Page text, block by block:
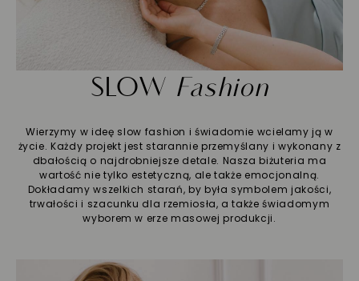
SLOW Fashion
Wierzymy w ideę slow fashion i świadomie wcielamy ją w
życie. Każdy projekt jest starannie przemyślany i wykonany z
dbałością o najdrobniejsze detale. Nasza biżuteria ma
wartość nie tylko estetyczną, ale także emocjonalną.
Dokładamy wszelkich starań, by była symbolem jakości,
trwałości i szacunku dla rzemiosła, a także świadomym
wyborem w erze masowej produkcji.